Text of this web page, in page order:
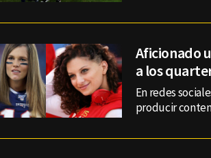
Aficionado
a los
En redes
producir